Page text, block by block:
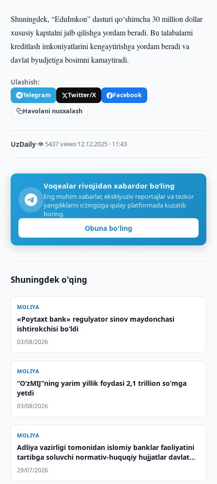
Shuningdek, “EduImkon” dasturi qo‘shimcha 30 million dollar
xususiy kapitalni jalb qilishga yordam beradi. Bu talabalarni
kreditlash imkoniyatlarini kengaytirishga yordam beradi va
davlat byudjetiga bosimni kamaytiradi.
Ulashish:
Telegram Twitter/X
Facebook
Havolani nusxalash
UzDaily·👁 5437 views·12.12.2025 · 11:43
Voqealar rivojidan xabardor bo‘ling
Eng muhim xabarlar, eksklyuziv reportajlar va tezkor
yangiliklarni o‘zingizga qulay platformada kuzatib
boring.
Obuna bo'ling
Shuningdek o'qing
MOLIYA
«Poytaxt bank» regulyator sinov maydonchasi
ishtirokchisi bo‘ldi
03/08/2026
MOLIYA
“O‘zMIJ”ning yarim yillik foydasi 2,1 trillion so‘mga
yetdi
03/08/2026
MOLIYA
Adliya vazirligi tomonidan islomiy banklar faoliyatini
tartibga soluvchi normativ-huquqiy hujjatlar davlat
ro‘yxatidan o‘tkazildi
29/07/2026